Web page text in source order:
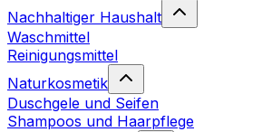
Nachhaltiger Haushalt
Waschmittel
Reinigungsmittel
Naturkosmetik
Duschgele und Seifen
Shampoos und Haarpflege